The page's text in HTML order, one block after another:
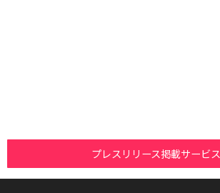
プレスリリース掲載サービス